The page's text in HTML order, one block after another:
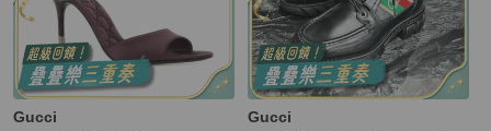
Gucci Gucci